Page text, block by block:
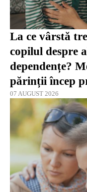
La ce vârstă
copilul despre
dependențe?
părinții încep
07 AUGUST 2026